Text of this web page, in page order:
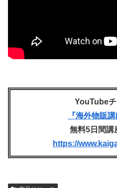
YouTube
『海外物販
無料5日間講
https://